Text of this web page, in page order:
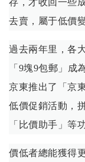
存，才收回一些
去賣，屬于低價
過去兩年里，各
「9塊9包郵」成
京東推出了「京
低價促銷活動，
「比價助手」等
價低者總能獲得